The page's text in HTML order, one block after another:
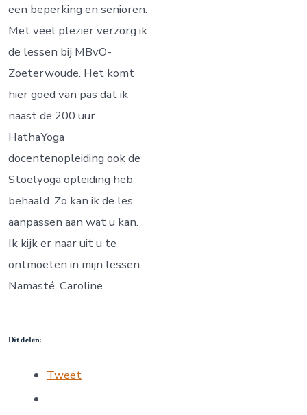
een beperking en senioren.
Met veel plezier verzorg ik
de lessen bij MBvO-
Zoeterwoude. Het komt
hier goed van pas dat ik
naast de 200 uur
HathaYoga
docentenopleiding ook de
Stoelyoga opleiding heb
behaald. Zo kan ik de les
aanpassen aan wat u kan.
Ik kijk er naar uit u te
ontmoeten in mijn lessen.
Namasté, Caroline
Dit delen:
Tweet